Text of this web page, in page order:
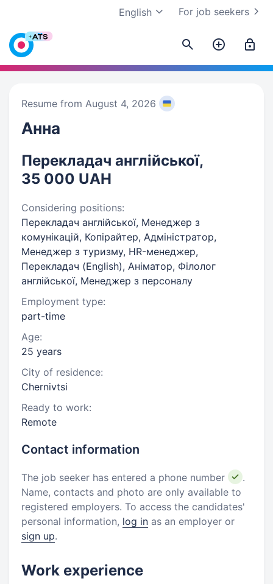
For job seekers
English
Resume from August 4, 2026
Анна
Перекладач англійської,
35 000 UAH
Considering positions:
Перекладач англійської, Менеджер з
комунікацій, Копірайтер, Адміністратор,
Менеджер з туризму, HR-менеджер,
Перекладач (English), Аніматор, Філолог
англійської, Менеджер з персоналу
Employment type:
part-time
Age:
25 years
City of residence:
Chernivtsi
Ready to work:
Remote
Contact information
The job seeker has entered a phone number
.
Name, contacts and photo are only available to
registered employers. To access the candidates'
personal information, log in as an employer or
sign up.
Work experience